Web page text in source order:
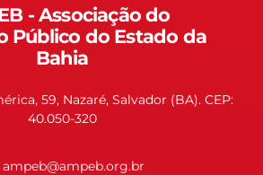
- Associação do
Público do Estado da
Bahia
59, Nazaré, Salvador (BA). CEP:
40.050-320
ampeb@ampeb.org.br